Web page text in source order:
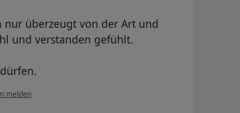
überzeugt von der Art und
und verstanden gefühlt.
melden